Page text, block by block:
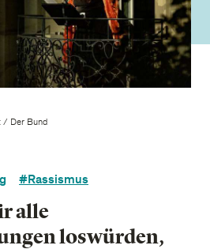
/ Der Bund
#Rassismus
alle
loswürden,